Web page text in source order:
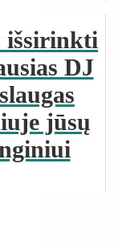
išsirinkti
DJ
jūsų